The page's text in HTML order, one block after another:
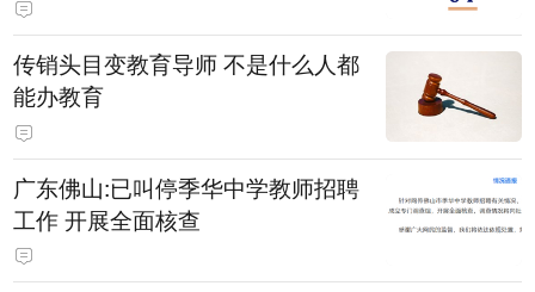
传销头目变教育导师 不是什么人都
能办教育
广东佛山:已叫停季华中学教师招聘
工作 开展全面核查